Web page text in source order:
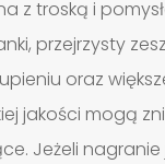
z troską i
przejrzysty
oraz
jakości mogą
Jeżeli